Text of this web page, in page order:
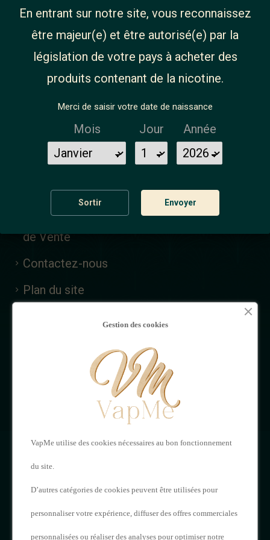
INFORMATIONS
A propos de nous
Mention légales
Livraison
Conditions Générales
de Vente
Contactez-nous
Plan du site
NOS
Matériel
Liquides
Accessoires
Mon compte
NOUS
VAPME
contact@vapme.com
En entrant sur notre site, vous reconnaissez
être majeur(e) et être autorisé(e) par la
législation de votre pays à acheter des
produits contenant de la nicotine.
Merci de saisir votre date de naissance
Mois Jour Année
Sortir Envoyer
Gestion des cookies
VapMe utilise des cookies nécessaires au bon fonctionnement
du site.
D’autres catégories de cookies peuvent être utilisées pour
personnaliser votre expérience, diffuser des offres commerciales
personnalisées ou réaliser des analyses pour optimiser notre